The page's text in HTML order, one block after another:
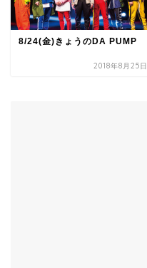
8/24(金)きょうのDA PUMP
2018年8月25日